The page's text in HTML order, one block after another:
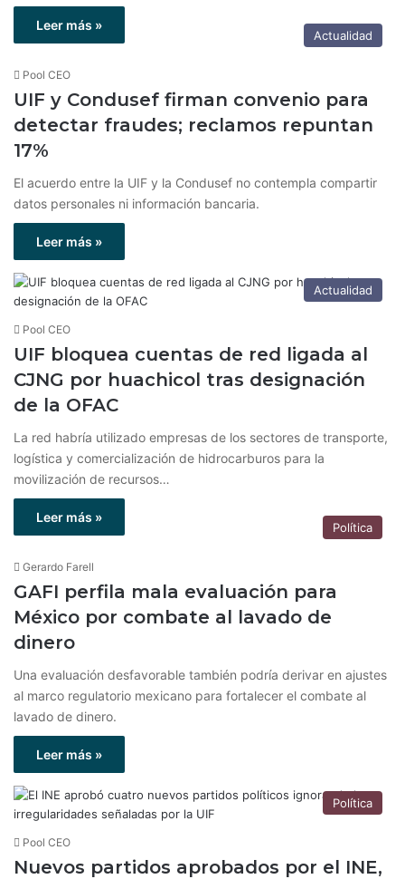
Leer más »
Actualidad
Pool CEO
UIF y Condusef firman convenio para
detectar fraudes; reclamos repuntan
17%
El acuerdo entre la UIF y la Condusef no contempla compartir
datos personales ni información bancaria.
Leer más »
Actualidad
Pool CEO
UIF bloquea cuentas de red ligada al
CJNG por huachicol tras designación
de la OFAC
La red habría utilizado empresas de los sectores de transporte,
logística y comercialización de hidrocarburos para la
movilización de recursos…
Leer más »
Política
Gerardo Farell
GAFI perfila mala evaluación para
México por combate al lavado de
dinero
Una evaluación desfavorable también podría derivar en ajustes
al marco regulatorio mexicano para fortalecer el combate al
lavado de dinero.
Leer más »
Política
Pool CEO
Nuevos partidos aprobados por el INE,